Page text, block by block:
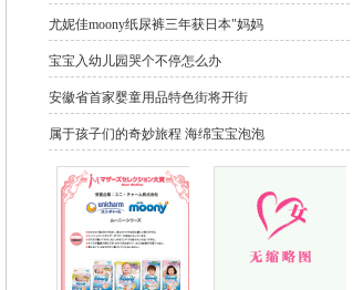
尤妮佳moony纸尿裤三年获日本"妈妈
宝宝入幼儿园哭个不停怎么办
安徽省首家婴童用品特色街将开街
属于孩子们的奇妙旅程 海绵宝宝泡泡